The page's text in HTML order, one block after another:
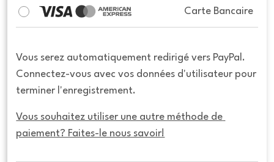
Carte Bancaire
Vous serez automatiquement redirigé vers PayPal.
Connectez-vous avec vos données d'utilisateur pour
terminer l'enregistrement.
Vous souhaitez utiliser une autre méthode de
paiement? Faites-le nous savoir!